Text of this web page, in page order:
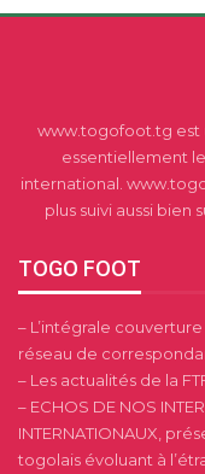
www.togofoot.tg est
essentiellement
international.
plus suivi aussi bien
TOGO FOOT
– L’intégrale
réseau de
– Les actualités de la
– ECHOS DE NOS
INTERNATIONAUX,
togolais évoluant à